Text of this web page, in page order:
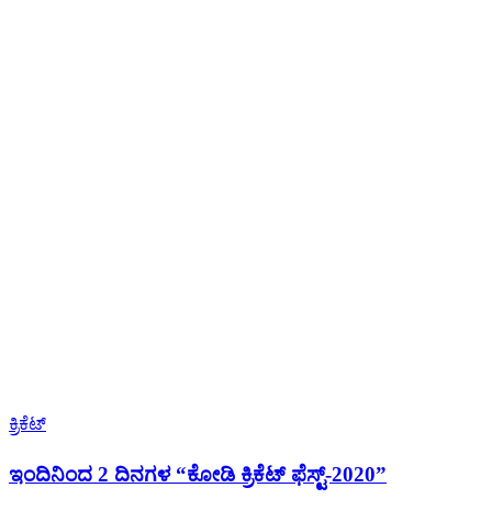
ಕ್ರಿಕೆಟ್
ಇಂದಿನಿಂದ 2 ದಿನಗಳ “ಕೋಡಿ ಕ್ರಿಕೆಟ್ ಫೆಸ್ಟ್-2020”